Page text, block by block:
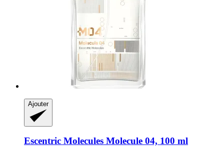
Ajouter
Escentric Molecules Molecule 04, 100 ml